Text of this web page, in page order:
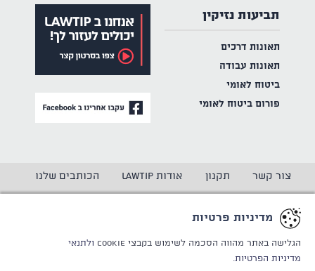
תביעות נזיקין
תאונות דרכים
תאונות עבודה
ביטוח לאומי
פורום ביטוח לאומי
צור קשר תקנון אודות LAWTIP הכותבים שלנו
מדיניות פרטיות
הגלישה באתר מהווה הסכמה לשימוש בקבצי Cookie
ולתנאי
מדיניות הפרטיות.